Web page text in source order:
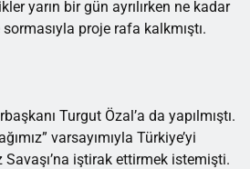
yarın bir gün ayrılırken ne kadar
proje rafa kalkmıştı.
Turgut Özal’a da yapılmıştı.
varsayımıyla Türkiye’yi
Savaşı’na iştirak ettirmek istemişti.